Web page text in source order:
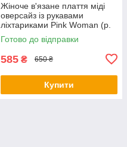
Жіноче в'язане плаття міді
оверсайз із рукавами
ліхтариками Pink Woman (р.
OS) 1035266r
Готово до відправки
585 ₴ 650 ₴
Купити